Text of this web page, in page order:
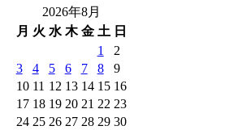
2026年8月
月 火 水 木 金 土 日
1
2
3
4 5 6 7 8
9
10 11 12 13 14 15 16
17 18 19 20 21 22 23
24 25 26 27 28 29 30